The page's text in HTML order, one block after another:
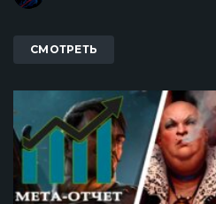
СМОТРЕТЬ